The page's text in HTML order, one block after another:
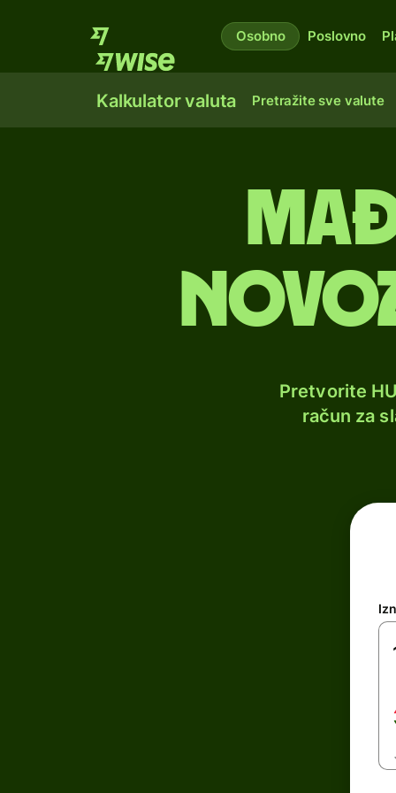
Osobno Poslovno
Kalkulator valuta Pretražite sve valute
Pretvorite
račun za